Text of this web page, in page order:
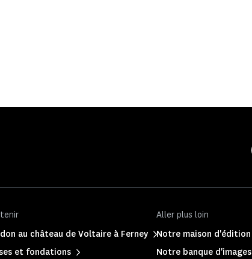
au château de Voltaire à Ferney
et fondations
Aller plus loin
Notre maison d'édition
Notre banque d'images